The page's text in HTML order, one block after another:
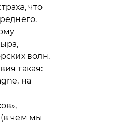
что
волн.
такая:
на
чем мы